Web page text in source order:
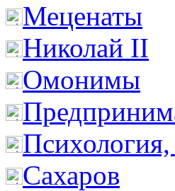
Меценаты
Николай II
Омонимы
Сахаров